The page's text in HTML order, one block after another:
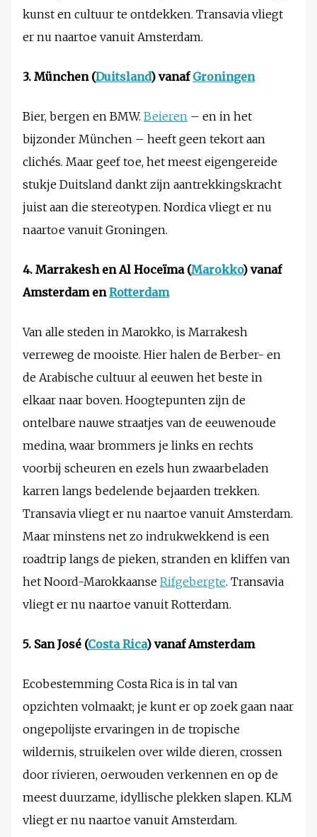
kunst en cultuur te ontdekken. Transavia vliegt
er nu naartoe vanuit Amsterdam.
3. München (Duitsland) vanafGroningen
Bier, bergen en BMW. Beieren – en in het
bijzonder München – heeft geen tekort aan
clichés. Maar geef toe, het meest eigengereide
stukje Duitsland dankt zijn aantrekkingskracht
juist aan die stereotypen. Nordica vliegt er nu
naartoe vanuit Groningen.
4. Marrakesh en Al Hoceïma (Marokko) vanaf
Amsterdam enRotterdam
Van alle steden in Marokko, is Marrakesh
verreweg de mooiste. Hier halen de Berber- en
de Arabische cultuur al eeuwen het beste in
elkaar naar boven. Hoogtepunten zijn de
ontelbare nauwe straatjes van de eeuwenoude
medina, waar brommers je links en rechts
voorbij scheuren en ezels hun zwaarbeladen
karren langs bedelende bejaarden trekken.
Transavia vliegt er nu naartoe vanuit Amsterdam.
Maar minstens net zo indrukwekkend is een
roadtrip langs de pieken, stranden en kliffen van
het Noord-Marokkaanse Rifgebergte. Transavia
vliegt er nu naartoe vanuit Rotterdam.
5. San José (Costa Rica) vanaf Amsterdam
Ecobestemming Costa Rica is in tal van
opzichten volmaakt; je kunt er op zoek gaan naar
ongepolijste ervaringen in de tropische
wildernis, struikelen over wilde dieren, crossen
door rivieren, oerwouden verkennen en op de
meest duurzame, idyllische plekken slapen. KLM
vliegt er nu naartoe vanuit Amsterdam.